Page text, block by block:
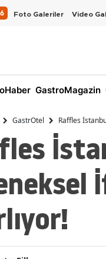
Foto Galeriler Video
GastroMagazin
GastrOtel Raffles